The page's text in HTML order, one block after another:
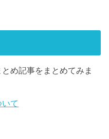
め記事をまとめてみま
て